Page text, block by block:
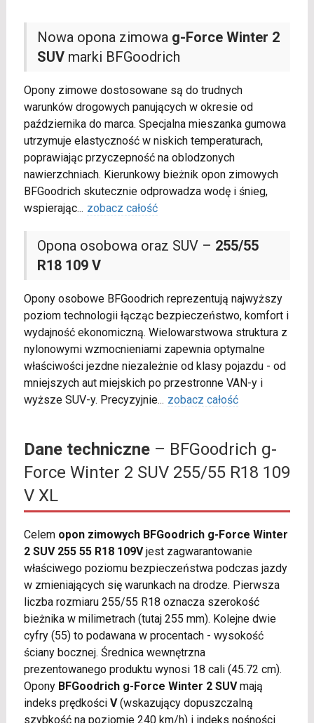
Nowa opona zimowa g-Force Winter 2
SUVmarki BFGoodrich
Opony zimowe dostosowane są do trudnych
warunków drogowych panujących w okresie od
października do marca. Specjalna mieszanka gumowa
utrzymuje elastyczność w niskich temperaturach,
poprawiając przyczepność na oblodzonych
nawierzchniach. Kierunkowy bieżnik opon zimowych
BFGoodrich skutecznie odprowadza wodę i śnieg,
wspierając... zobacz całość
Opona osobowa oraz SUV – 255/55
R18 109 V
Opony osobowe BFGoodrich reprezentują najwyższy
poziom technologii łącząc bezpieczeństwo, komfort i
wydajność ekonomiczną. Wielowarstwowa struktura z
nylonowymi wzmocnieniami zapewnia optymalne
właściwości jezdne niezależnie od klasy pojazdu - od
mniejszych aut miejskich po przestronne VAN-y i
wyższe SUV-y. Precyzyjnie... zobacz całość
Dane techniczne– BFGoodrich g-
Force Winter 2 SUV 255/55 R18 109
V XL
Celem opon zimowych BFGoodrich g-Force Winter
2 SUV 255 55 R18 109Vjest zagwarantowanie
właściwego poziomu bezpieczeństwa podczas jazdy
w zmieniających się warunkach na drodze. Pierwsza
liczba rozmiaru 255/55 R18 oznacza szerokość
bieżnika w milimetrach (tutaj 255 mm). Kolejne dwie
cyfry (55) to podawana w procentach - wysokość
ściany bocznej. Średnica wewnętrzna
prezentowanego produktu wynosi 18 cali (45.72 cm).
Opony BFGoodrich g-Force Winter 2 SUVmają
indeks prędkości V(wskazujący dopuszczalną
szybkość na poziomie 240 km/h) i indeks nośności